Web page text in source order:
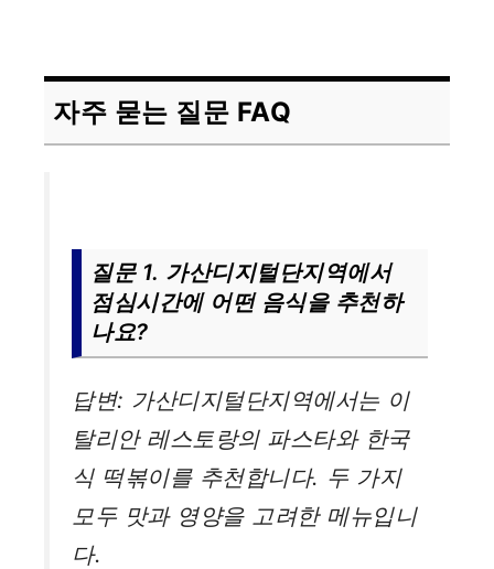
자주 묻는 질문 FAQ
질문 1. 가산디지털단지역에서
점심시간에 어떤 음식을 추천하
나요?
답변: 가산디지털단지역에서는 이
탈리안 레스토랑의 파스타와 한국
식 떡볶이를 추천합니다. 두 가지
모두 맛과 영양을 고려한 메뉴입니
다.